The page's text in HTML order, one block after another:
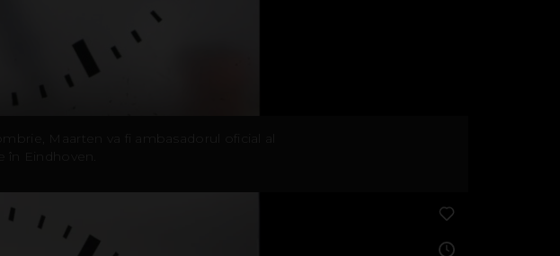
Maarten va fi ambasadorul oficial al
Eindhoven.